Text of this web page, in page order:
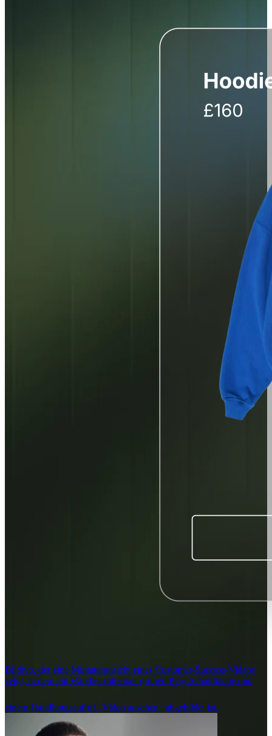
Bildtyp, der eine Miniaturansicht eines Customer-Success-Videos
zeigt, in dem ein Händler mit einer grünen Play-Schaltfläche und
einem Handlungsaufruf „Video ansehen“ abgebildet ist.